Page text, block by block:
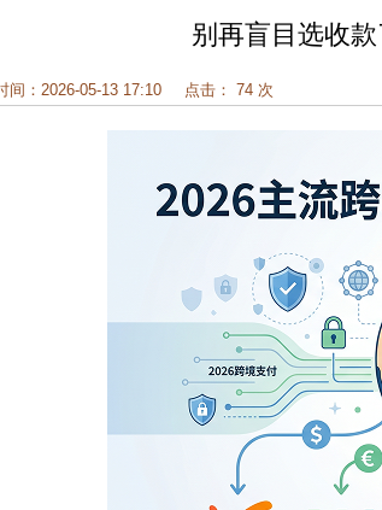
别再盲目选收
间：2026-05-13 17:10 点击： 74 次